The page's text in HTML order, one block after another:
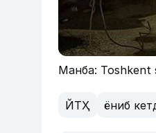
Манба: Toshkent
ЙТҲ ёниб